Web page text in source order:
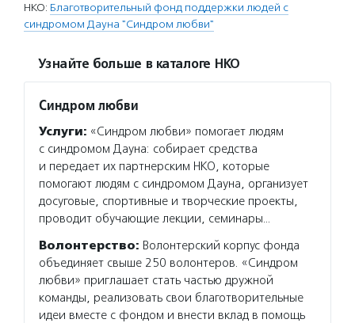
НКО: Благотворительный фонд поддержки людей с
синдромом Дауна "Синдром любви"
Узнайте больше в каталоге НКО
Синдром любви
Услуги: «Синдром любви» помогает людям
с синдромом Дауна: собирает средства
и передает их партнерским НКО, которые
помогают людям с синдромом Дауна, организует
досуговые, спортивные и творческие проекты,
проводит обучающие лекции, семинары…
Волонтерство: Волонтерский корпус фонда
объединяет свыше 250 волонтеров. «Синдром
любви» приглашает стать частью дружной
команды, реализовать свои благотворительные
идеи вместе с фондом и внести вклад в помощь